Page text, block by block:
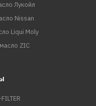
Лукойл
Nissan
Liqui Moly
ZIC